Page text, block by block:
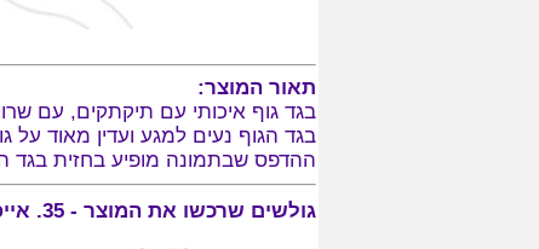
תאור המוצר:
בגד גוף איכותי עם תיקתקים, עם
בגד הגוף נעים למגע ועדין מאוד על
ההדפס שבתמונה מופיע בחזית בגד
גולשים שרכשו את המוצר - 35. אייפוד, התעניינו גם במוצרים: